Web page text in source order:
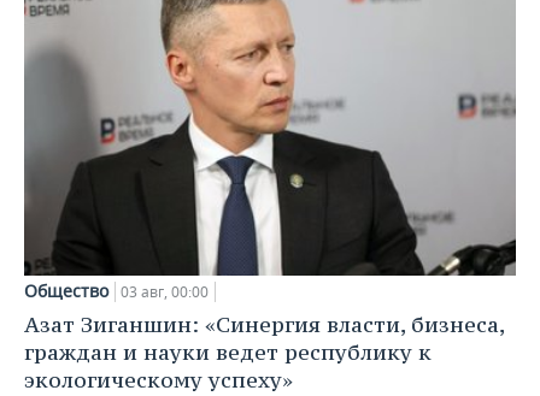
Общество 03 авг, 00:00
Азат Зиганшин: «Синергия власти, бизнеса,
граждан и науки ведет республику к
экологическому успеху»